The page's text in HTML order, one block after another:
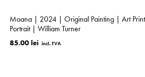
Moana | 2024 | Original Painting | Art
Portrait | William Turner
85.00 lei